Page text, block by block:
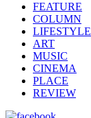
FEATURE
COLUMN
LIFESTYLE
ART
MUSIC
CINEMA
PLACE
REVIEW